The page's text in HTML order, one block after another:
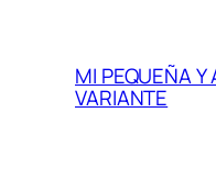
MI PEQUEÑA Y
VARIANTE